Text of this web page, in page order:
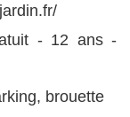
- 12 ans -
brouette